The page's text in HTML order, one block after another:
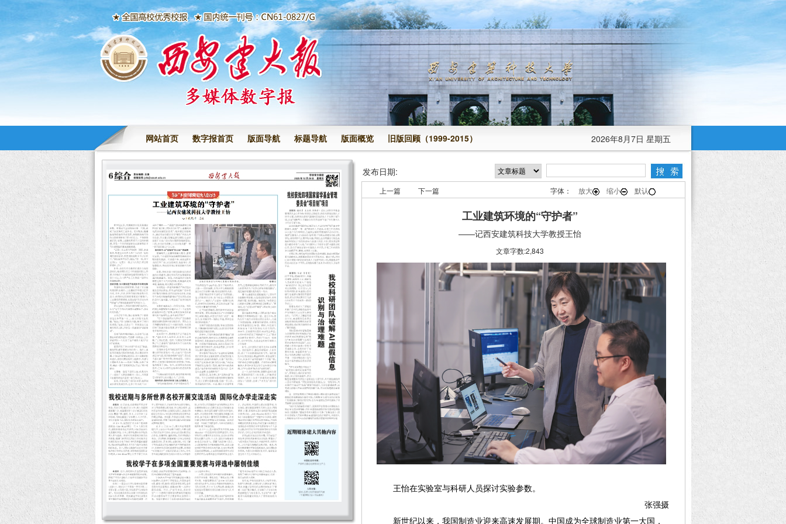
网站首页 数字报首页 版面导航 标题导航 版面概览 旧版回顾（1999-2015） 2026年8月7日 星期五
发布日期:
上一篇 下一篇 字体： 放大 缩小 默认
工业建筑环境的“守护者”
——记西安建筑科技大学教授王怡
文章字数:2,843
王怡在实验室与科研人员探讨实验参数。
张强摄
新世纪以来，我国制造业迎来高速发展期。中国成为全球制造业第一大国，